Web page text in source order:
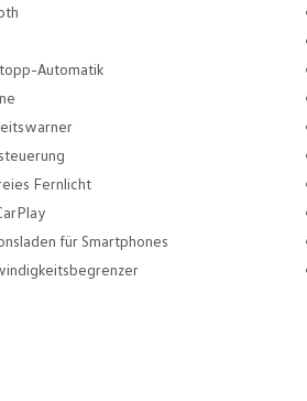
Automatik
Fernlicht
für Smartphones